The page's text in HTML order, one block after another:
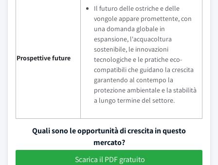
Prospettive future
Il futuro delle ostriche e delle
vongole appare promettente, con
una domanda globale in
espansione, l'acquacoltura
sostenibile, le innovazioni
tecnologiche e le pratiche eco-
compatibili che guidano la crescita
garantendo al contempo la
protezione ambientale e la stabilità
a lungo termine del settore.
Quali sono le opportunità di crescita in questo
mercato?
Scarica il PDF gratuito